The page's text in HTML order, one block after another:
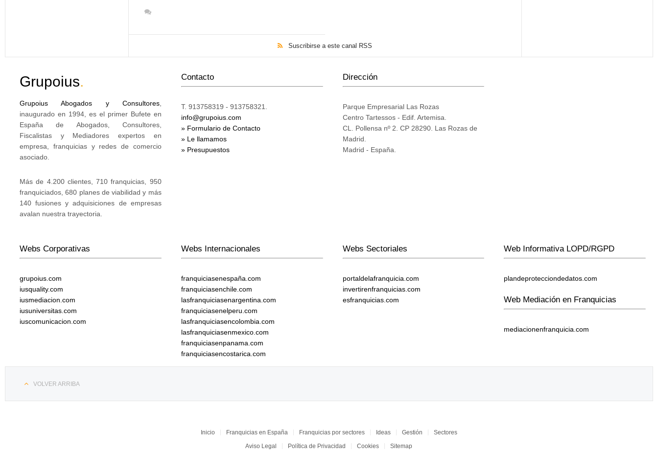
Suscribirse a este canal RSS
Grupoius.
Grupoius Abogados y Consultores,
inaugurado en 1994, es el primer Bufete en
España de Abogados, Consultores,
Fiscalistas y Mediadores expertos en
empresa, franquicias y redes de comercio
asociado.
Más de 4.200 clientes, 710 franquicias, 950
franquiciados, 680 planes de viabilidad y más
140 fusiones y adquisiciones de empresas
avalan nuestra trayectoria.
Contacto
T. 913758319 - 913758321.
info@grupoius.com
» Formulario de Contacto
» Le llamamos
» Presupuestos
Dirección
Parque Empresarial Las Rozas
Centro Tartessos - Edif. Artemisa.
CL. Pollensa nº 2. CP 28290. Las Rozas de
Madrid.
Madrid - España.
Webs Corporativas
grupoius.com
iusquality.com
iusmediacion.com
iusuniversitas.com
iuscomunicacion.com
Webs Internacionales
franquiciasenespaña.com
franquiciasenchile.com
lasfranquiciasenargentina.com
franquiciasenelperu.com
lasfranquiciasencolombia.com
lasfranquiciasenmexico.com
franquiciasenpanama.com
franquiciasencostarica.com
Webs Sectoriales
portaldelafranquicia.com
invertirenfranquicias.com
esfranquicias.com
Web Informativa LOPD/RGPD
plandeprotecciondedatos.com
Web Mediación en Franquicias
mediacionenfranquicia.com
VOLVER ARRIBA
Inicio Franquicias en España Franquicias por sectores Ideas Gestión
Sectores
Aviso Legal
Política de Privacidad Cookies Sitemap